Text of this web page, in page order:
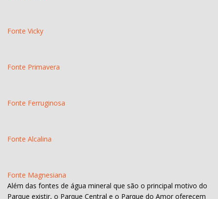
Fonte Vicky
Fonte Primavera
Fonte Ferruginosa
Fonte Alcalina
Fonte Magnesiana
Além das fontes de água mineral que são o principal motivo do
Parque existir, o Parque Central e o Parque do Amor oferecem